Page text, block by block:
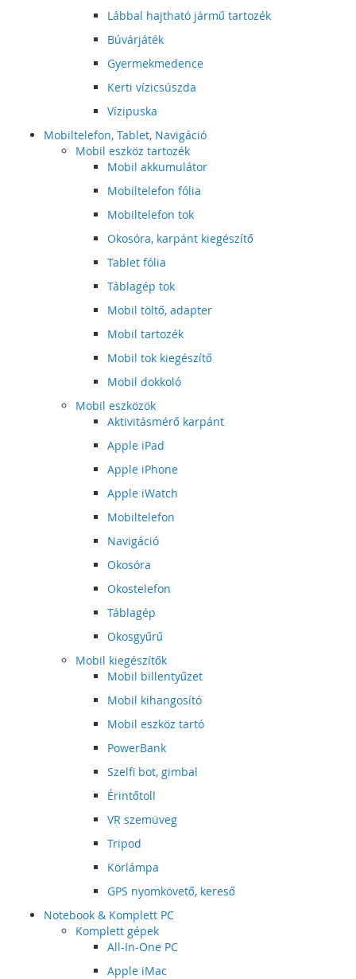
Lábbal hajtható jármű tartozék
Búvárjáték
Gyermekmedence
Kerti vízicsúszda
Vízipuska
Mobiltelefon, Tablet, Navigáció
Mobil eszköz tartozék
Mobil akkumulátor
Mobiltelefon fólia
Mobiltelefon tok
Okosóra, karpánt kiegészítő
Tablet fólia
Táblagép tok
Mobil töltő, adapter
Mobil tartozék
Mobil tok kiegészítő
Mobil dokkoló
Mobil eszközök
Aktivitásmérő karpánt
Apple iPad
Apple iPhone
Apple iWatch
Mobiltelefon
Navigáció
Okosóra
Okostelefon
Táblagép
Okosgyűrű
Mobil kiegészítők
Mobil billentyűzet
Mobil kihangosító
Mobil eszköz tartó
PowerBank
Szelfi bot, gimbal
Érintőtoll
VR szemüveg
Tripod
Körlámpa
GPS nyomkövető, kereső
Notebook & Komplett PC
Komplett gépek
All-In-One PC
Apple iMac